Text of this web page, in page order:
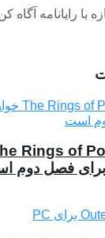
با رایانامه آگاه
برای فصل دوم